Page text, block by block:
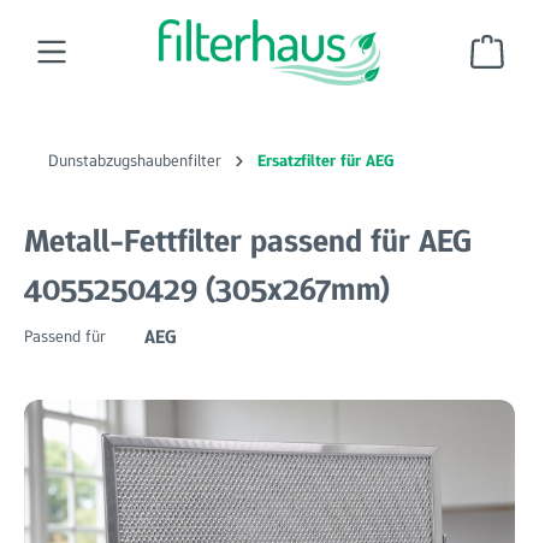
Zum Hauptinhalt springen
Dunstabzugshaubenfilter Ersatzfilter für AEG
Metall-Fettfilter passend für AEG
4055250429 (305x267mm)
Passend für AEG
Bildergalerie überspringen